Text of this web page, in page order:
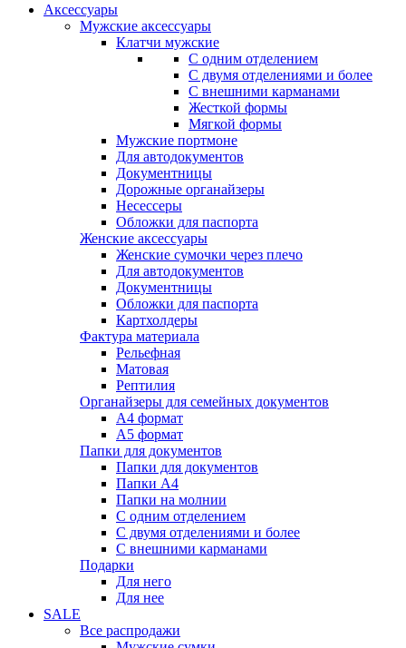
Аксессуары
Мужские аксессуары
Клатчи мужские
С одним отделением
С двумя отделениями и более
С внешними карманами
Жесткой формы
Мягкой формы
Мужские портмоне
Для автодокументов
Документницы
Дорожные органайзеры
Несессеры
Обложки для паспорта
Женские аксессуары
Женские сумочки через плечо
Для автодокументов
Документницы
Обложки для паспорта
Картхолдеры
Фактура материала
Рельефная
Матовая
Рептилия
Органайзеры для семейных документов
А4 формат
А5 формат
Папки для документов
Папки для документов
Папки А4
Папки на молнии
С одним отделением
С двумя отделениями и более
С внешними карманами
Подарки
Для него
Для нее
SALE
Все распродажи